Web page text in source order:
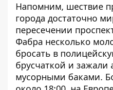
Напомним, шествие
города достаточно
пересечении
Фабра несколько
бросать в
брусчаткой и зажали
мусорными баками.